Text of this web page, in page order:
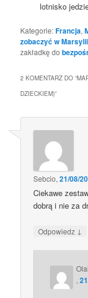
lotnisko
Kategorie:Francja,
zobaczyć w Marsylii
zakładkę do
2 KOMENTARZ DO “
DZIECKIEM)”
Sebcio,21/08/
Ciekawe
dobrą i nie za
Odpowiedz ↓
,